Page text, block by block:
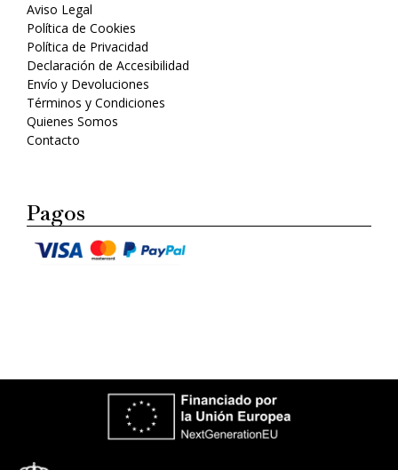
Aviso Legal
Política de Cookies
Política de Privacidad
Declaración de Accesibilidad
Envío y Devoluciones
Términos y Condiciones
Quienes Somos
Contacto
Pagos